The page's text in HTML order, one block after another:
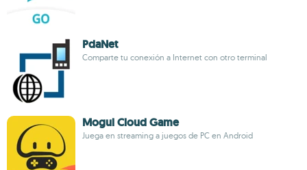
PdaNet
Comparte tu conexión a Internet con otro terminal
Mogul Cloud Game
Juega en streaming a juegos de PC en Android